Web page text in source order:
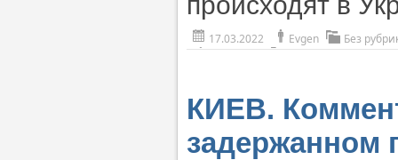
17.03.2022 Evgen Без
КИЕВ.
задержанном